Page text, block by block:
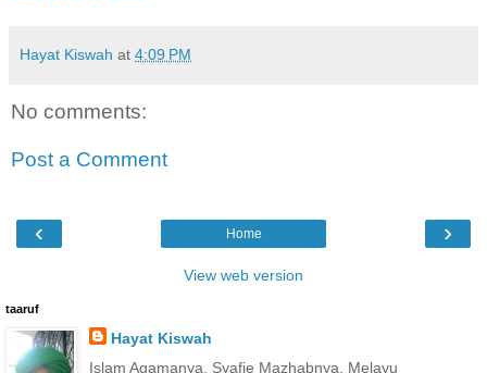
Hayat Kiswah at 4:09 PM
No comments:
Post a Comment
‹ ›
Home
View web version
taaruf
Hayat Kiswah
Islam Agamanya, Syafie Mazhabnya, Melayu